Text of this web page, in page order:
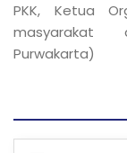
PKK, Ketua
Purwakarta)